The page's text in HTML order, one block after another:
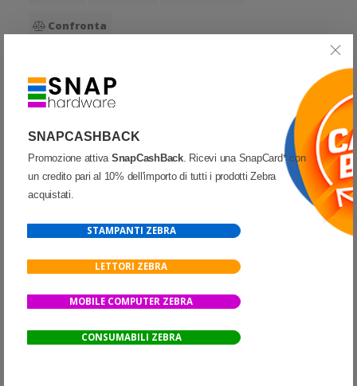
SNAPCASHBACK
Promozione attiva SnapCashBack. Ricevi una SnapCard* con
un credito pari al 10% dell'importo di tutti i prodotti Zebra
acquistati.
STAMPANTI ZEBRA
LETTORI ZEBRA
MOBILE COMPUTER ZEBRA
CONSUMABILI ZEBRA
Confronta
SCONTO 43%